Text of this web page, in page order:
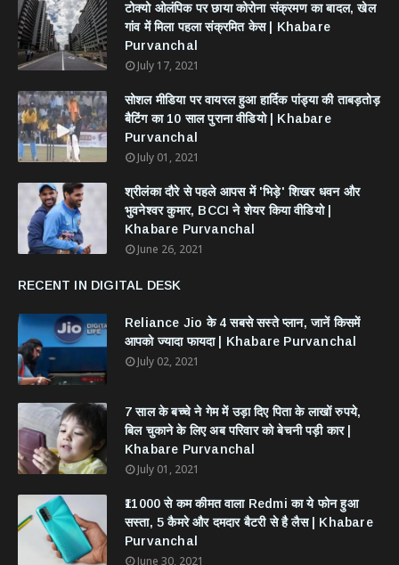
टोक्यो ओलंपिक पर छाया कोरोना संक्रमण का बादल, खेल
गांव में मिला पहला संक्रमित केस | Khabare
Purvanchal
July 17, 2021
सोशल मीडिया पर वायरल हुआ हार्दिक पांड्या की ताबड़तोड़
बैटिंग का 10 साल पुराना वीडियो | Khabare
Purvanchal
July 01, 2021
श्रीलंका दौरे से पहले आपस में 'भिड़े' शिखर धवन और
भुवनेश्वर कुमार, BCCI ने शेयर किया वीडियो |
Khabare Purvanchal
June 26, 2021
RECENT IN DIGITAL DESK
Reliance Jio के 4 सबसे सस्ते प्लान, जानें किसमें
आपको ज्यादा फायदा | Khabare Purvanchal
July 02, 2021
7 साल के बच्चे ने गेम में उड़ा दिए पिता के लाखों रुपये,
बिल चुकाने के लिए अब परिवार को बेचनी पड़ी कार |
Khabare Purvanchal
July 01, 2021
₹11000 से कम कीमत वाला Redmi का ये फोन हुआ
सस्ता, 5 कैमरे और दमदार बैटरी से है लैस | Khabare
Purvanchal
June 30, 2021